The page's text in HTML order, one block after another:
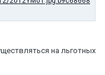
на льготных